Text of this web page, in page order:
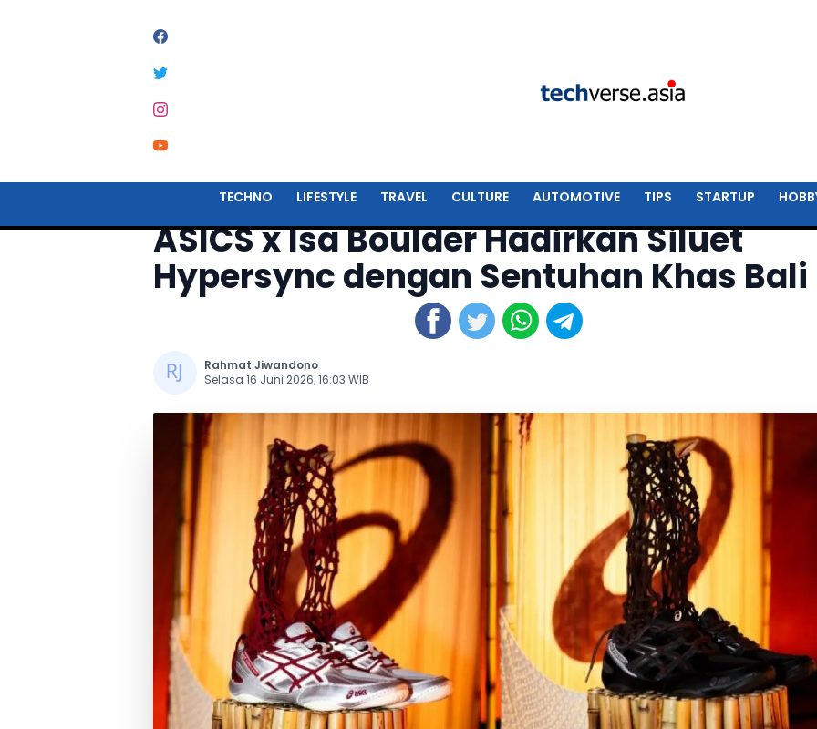
TECHNO LIFESTYLE TRAVEL CULTURE AUTOMOTIVE TIPS STARTUP
ASICS x Isa Boulder Hadirkan Siluet
Hypersync dengan Sentuhan Khas Bali
Rahmat Jiwandono
Selasa 16 Juni 2026, 16:03 WIB